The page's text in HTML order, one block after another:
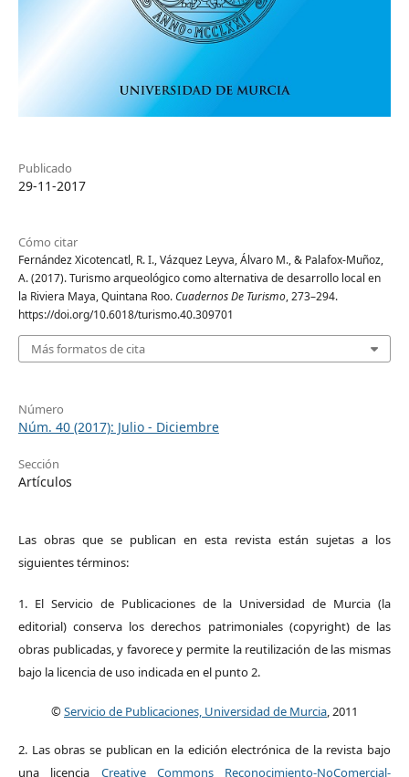
Publicado
29-11-2017
Cómo citar
Fernández Xicotencatl, R. I., Vázquez Leyva, Álvaro M., & Palafox-Muñoz,
A. (2017). Turismo arqueológico como alternativa de desarrollo local en
la Riviera Maya, Quintana Roo.Cuadernos De Turismo, 273–294.
https://doi.org/10.6018/turismo.40.309701
Más formatos de cita
Número
Núm. 40 (2017): Julio - Diciembre
Sección
Artículos
Las obras que se publican en esta revista están sujetas a los
siguientes términos:
1. El Servicio de Publicaciones de la Universidad de Murcia (la
editorial) conserva los derechos patrimoniales (copyright) de las
obras publicadas, y favorece y permite la reutilización de las mismas
bajo la licencia de uso indicada en el punto 2.
©Servicio de Publicaciones, Universidad de Murcia, 2011
2. Las obras se publican en la edición electrónica de la revista bajo
una licencia Creative Commons Reconocimiento-NoComercial-